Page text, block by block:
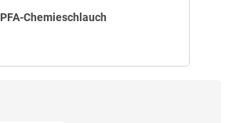
PFA-Chemieschlauch